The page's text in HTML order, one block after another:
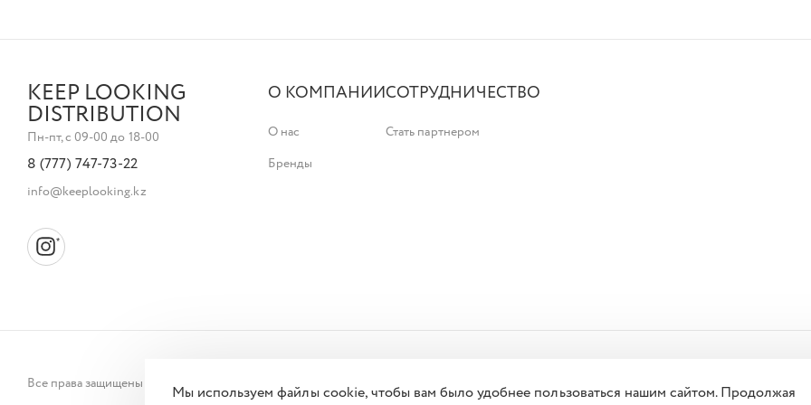
KEEP LOOKING
DISTRIBUTION
О КОМПАНИИ
О нас
Бренды
СОТРУДНИЧЕСТВО
Стать партнером
Пн-пт, с 09-00 до 18-00
8 (777) 747-73-22
info@keeplooking.kz
Все права защищены © 2026Мы используем файлы cookie, чтобы вам было удобнее пользоваться нашим сайтом. Продолжая